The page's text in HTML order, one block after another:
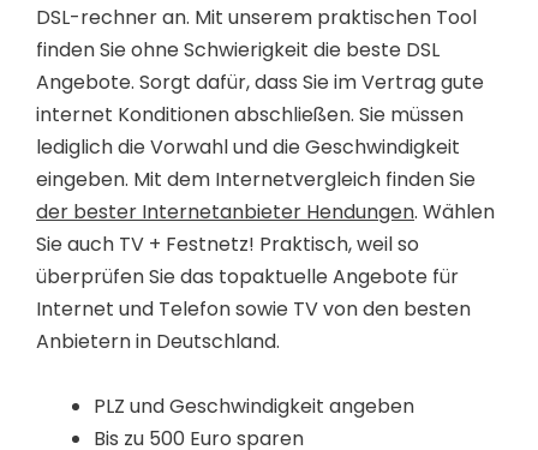
DSL-rechner an. Mit unserem praktischen Tool
finden Sie ohne Schwierigkeit die beste DSL
Angebote. Sorgt dafür, dass Sie im Vertrag gute
internet Konditionen abschließen. Sie müssen
lediglich die Vorwahl und die Geschwindigkeit
eingeben. Mit dem Internetvergleich finden Sie
der bester Internetanbieter Hendungen. Wählen
Sie auch TV + Festnetz! Praktisch, weil so
überprüfen Sie das topaktuelle Angebote für
Internet und Telefon sowie TV von den besten
Anbietern in Deutschland.
PLZ und Geschwindigkeit angeben
Bis zu 500 Euro sparen